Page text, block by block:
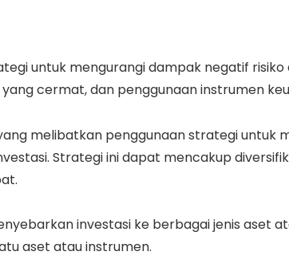
untuk mengurangi dampak negatif
cermat, dan penggunaan instrumen
melibatkan penggunaan strategi untuk
Strategi ini dapat mencakup
investasi ke berbagai jenis aset
aset atau instrumen.